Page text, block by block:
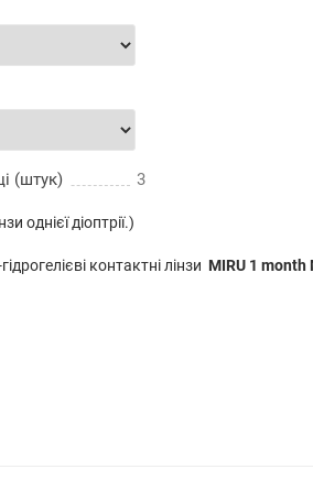
(штук) 3
однієї діоптрії.)
контактні лінзи MIRU 1